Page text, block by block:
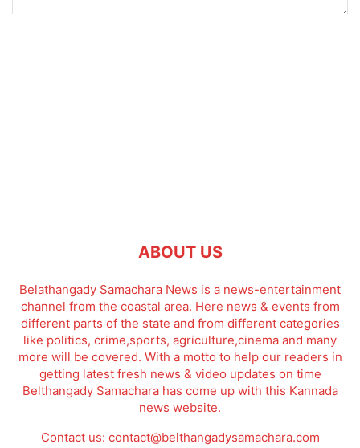
ABOUT US
Belathangady Samachara News is a news-entertainment
channel from the coastal area. Here news & events from
different parts of the state and from different categories
like politics, crime,sports, agriculture,cinema and many
more will be covered. With a motto to help our readers in
getting latest fresh news & video updates on time
Belthangady Samachara has come up with this Kannada
news website.
Contact us: contact@belthangadysamachara.com